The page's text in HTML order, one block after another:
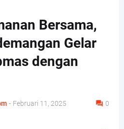
Bersama,
Gelar
dengan
- Februari 11, 2025 0